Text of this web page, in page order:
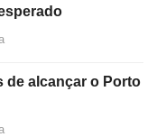
de alcançar o Porto